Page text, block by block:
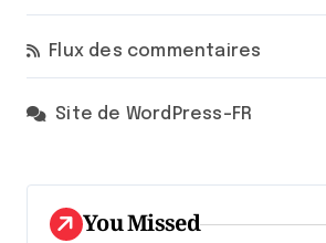
Flux des commentaires
Site de WordPress-FR
You Missed